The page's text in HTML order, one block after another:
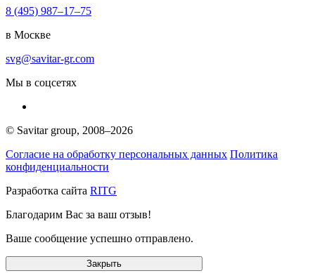
8 (495) 987–17–75
в Москве
svg@savitar-gr.com
Мы в соцсетях
© Savitar group, 2008–2026
Согласие на обработку персональных данных Политика
конфиденциальности
Разработка сайта RITG
Благодарим Вас за ваш отзыв!
Ваше сообщение успешно отправлено.
Закрыть